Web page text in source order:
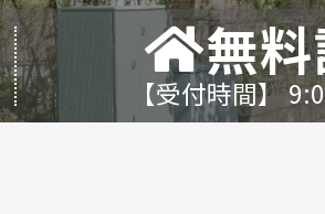
無
【受付時間】